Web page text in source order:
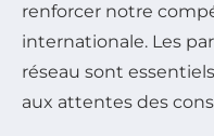
renforcer notre
internationale. Les
réseau sont
aux attentes des